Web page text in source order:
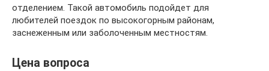
отделением. Такой автомобиль подойдет для
любителей поездок по высокогорным районам,
заснеженным или заболоченным местностям.
Цена вопроса